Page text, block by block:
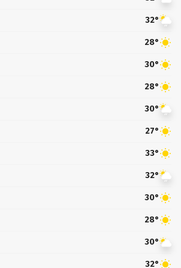
32°
28°
30°
28°
30°
27°
33°
32°
30°
28°
30°
32°